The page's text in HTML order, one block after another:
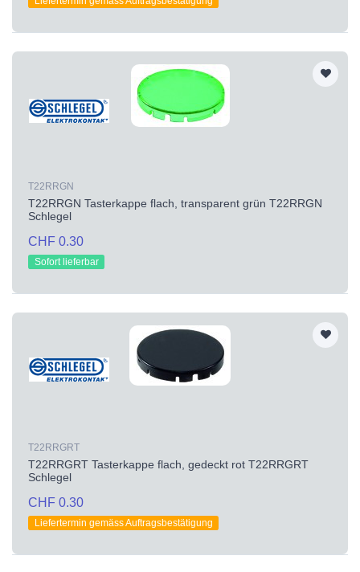
T22RRGN
T22RRGN Tasterkappe flach, transparent grün T22RRGN
Schlegel
CHF 0.30
Sofort lieferbar
T22RRGRT
T22RRGRT Tasterkappe flach, gedeckt rot T22RRGRT
Schlegel
CHF 0.30
Liefertermin gemäss Auftragsbestätigung